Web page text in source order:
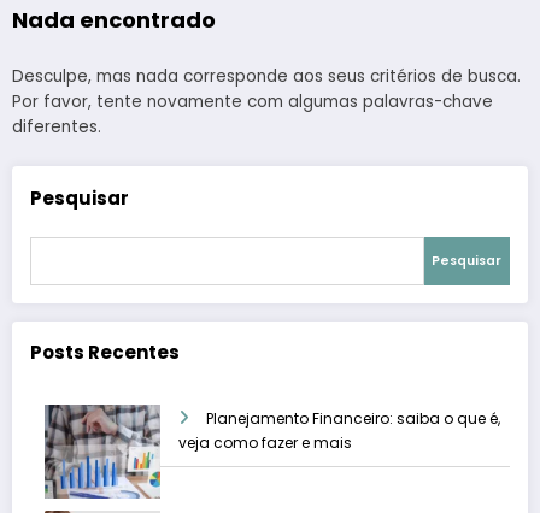
Nada encontrado
Desculpe, mas nada corresponde aos seus critérios de busca.
Por favor, tente novamente com algumas palavras-chave
diferentes.
Pesquisar
Pesquisar
Posts Recentes
Planejamento Financeiro: saiba o que é,
veja como fazer e mais